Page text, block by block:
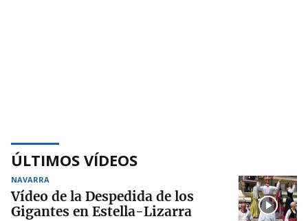
ÚLTIMOS VÍDEOS
NAVARRA
Vídeo de la Despedida de los
Gigantes en Estella-Lizarra